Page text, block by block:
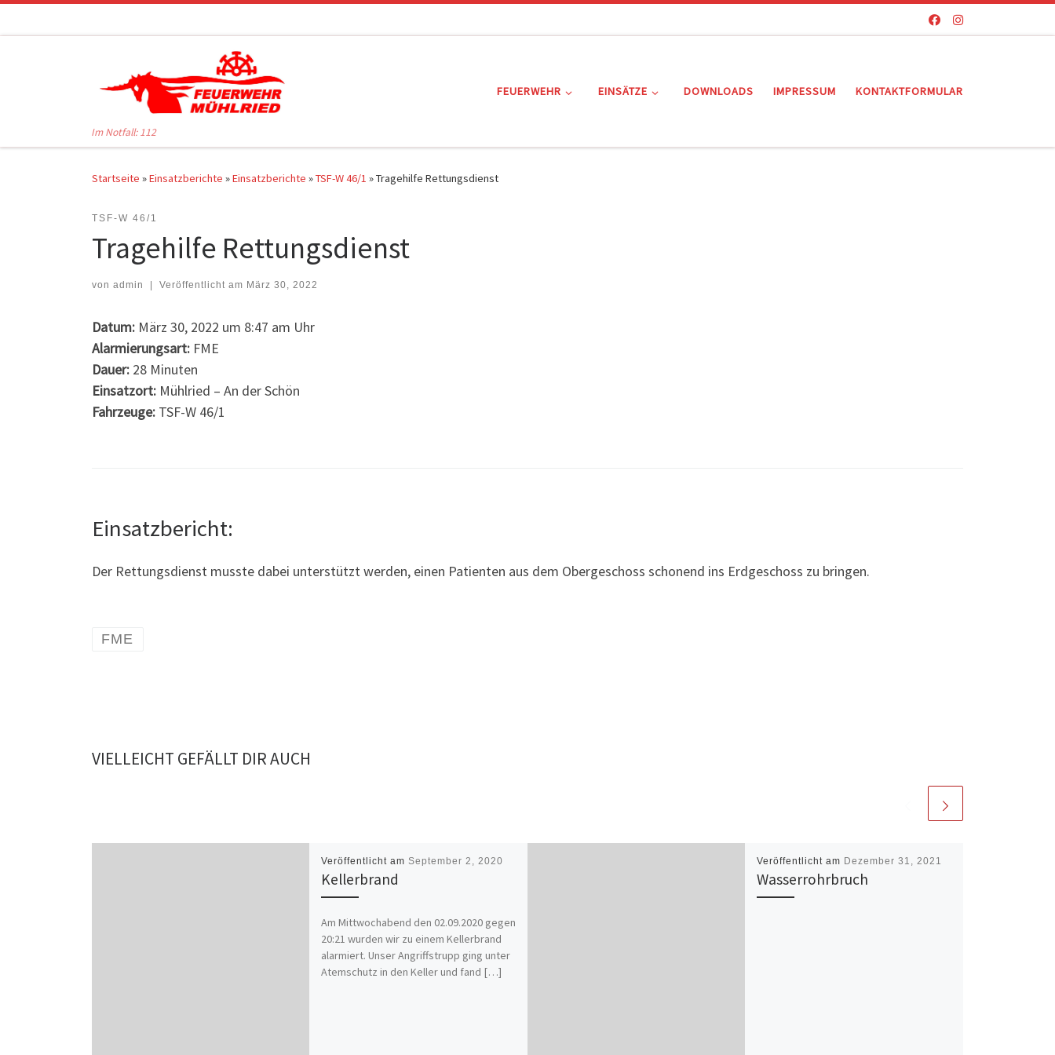
Im Notfall: 112
FEUERWEHR EINSÄTZE DOWNLOADS IMPRESSUM KONTAKTFORMULAR
Startseite »Einsatzberichte »Einsatzberichte »TSF-W 46/1 »Tragehilfe Rettungsdienst
TSF-W 46/1
Tragehilfe Rettungsdienst
von admin Veröffentlicht am März 30, 2022
Datum: März 30, 2022 um 8:47 am Uhr
Alarmierungsart: FME
Dauer: 28 Minuten
Einsatzort: Mühlried – An der Schön
Fahrzeuge: TSF-W 46/1
Einsatzbericht:
Der Rettungsdienst musste dabei unterstützt werden, einen Patienten aus dem Obergeschoss schonend ins Erdgeschoss zu bringen.
FME
VIELLEICHT GEFÄLLT DIR AUCH
Veröffentlicht am September 2, 2020
Kellerbrand
Am Mittwochabend den 02.09.2020 gegen
20:21 wurden wir zu einem Kellerbrand
alarmiert. Unser Angriffstrupp ging unter
Atemschutz in den Keller und fand […]
Veröffentlicht am Dezember 31, 2021
Wasserrohrbruch